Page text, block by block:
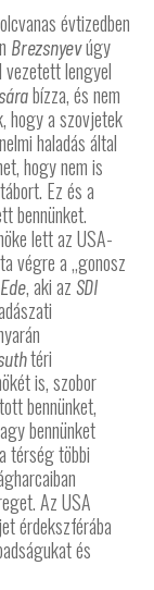
évtizedben
Brezsnyevúgy
lengyel
bízza, és nem
hogy a szovjetek
haladás által
hogy nem is
Ez és a
bennünket.
lett az USA-
végre a „gonosz
, aki az SDI
téri
is, szobor
bennünket,
bennünket
térség többi
Az USA
érdekszférába
és